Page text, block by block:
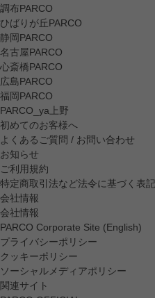
調布PARCO
ひばりが丘PARCO
静岡PARCO
名古屋PARCO
心斎橋PARCO
広島PARCO
福岡PARCO
PARCO_ya上野
初めてのお客様へ
よくあるご質問 / お問い合わせ
お知らせ
ご利用規約
特定商取引法など法令に基づく表記
会社情報
会社情報
PARCO Corporate Site (English)
プライバシーポリシー
クッキーポリシー
ソーシャルメディアポリシー
関連サイト